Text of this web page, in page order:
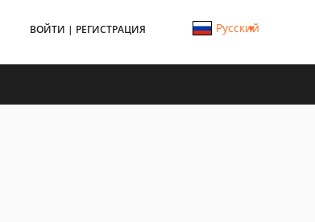
ВОЙТИ | РЕГИСТРАЦИЯ Русский